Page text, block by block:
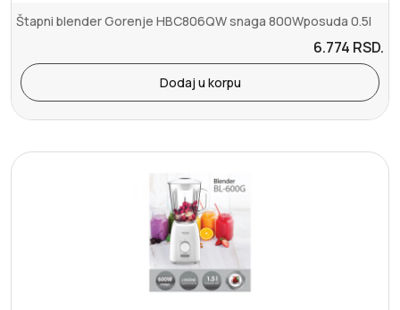
Štapni blender Gorenje HBC806QW snaga 800Wposuda 0.5l
6.774 RSD.
Dodaj u korpu